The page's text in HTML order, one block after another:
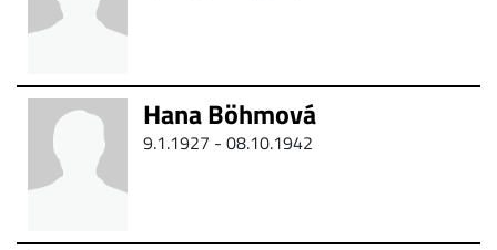
Hana Böhmová
9.1.1927 - 08.10.1942